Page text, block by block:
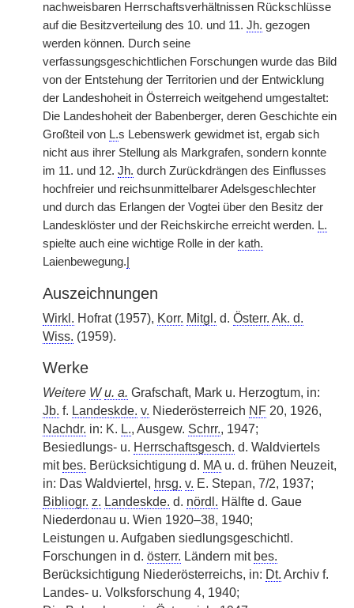
nachweisbaren Herrschaftsverhältnissen Rückschlüsse
auf die Besitzverteilung des 10. und 11. Jh. gezogen
werden können. Durch seine
verfassungsgeschichtlichen Forschungen wurde das Bild
von der Entstehung der Territorien und der Entwicklung
der Landeshoheit in Österreich weitgehend umgestaltet:
Die Landeshoheit der Babenberger, deren Geschichte ein
Großteil von L.s Lebenswerk gewidmet ist, ergab sich
nicht aus ihrer Stellung als Markgrafen, sondern konnte
im 11. und 12. Jh. durch Zurückdrängen des Einflusses
hochfreier und reichsunmittelbarer Adelsgeschlechter
und durch das Erlangen der Vogtei über den Besitz der
Landesklöster und der Reichskirche erreicht werden. L.
spielte auch eine wichtige Rolle in der kath.
Laienbewegung.
Auszeichnungen
Wirkl. Hofrat (1957), Korr. Mitgl. d. Österr. Ak. d.
Wiss. (1959).
Werke
Weitere W u. a. Grafschaft, Mark u. Herzogtum, in:
Jb. f. Landeskde. v. Niederösterreich NF 20, 1926,
Nachdr. in: K. L., Ausgew. Schrr., 1947;
Besiedlungs- u. Herrschaftsgesch. d. Waldviertels
mit bes. Berücksichtigung d. MA u. d. frühen Neuzeit,
in: Das Waldviertel, hrsg. v. E. Stepan, 7/2, 1937;
Bibliogr. z. Landeskde. d. nördl. Hälfte d. Gaue
Niederdonau u. Wien 1920–38, 1940;
Leistungen u. Aufgaben siedlungsgeschichtl.
Forschungen in d. österr. Ländern mit bes.
Berücksichtigung Niederösterreichs, in: Dt. Archiv f.
Landes- u. Volksforschung 4, 1940;